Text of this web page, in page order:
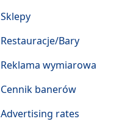
Sklepy
Restauracje/Bary
Reklama wymiarowa
Cennik banerów
Advertising rates